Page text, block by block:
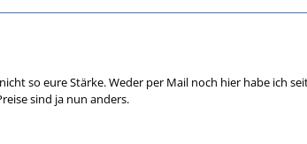
so eure Stärke. Weder per Mail noch hier habe ich
sind ja nun anders.